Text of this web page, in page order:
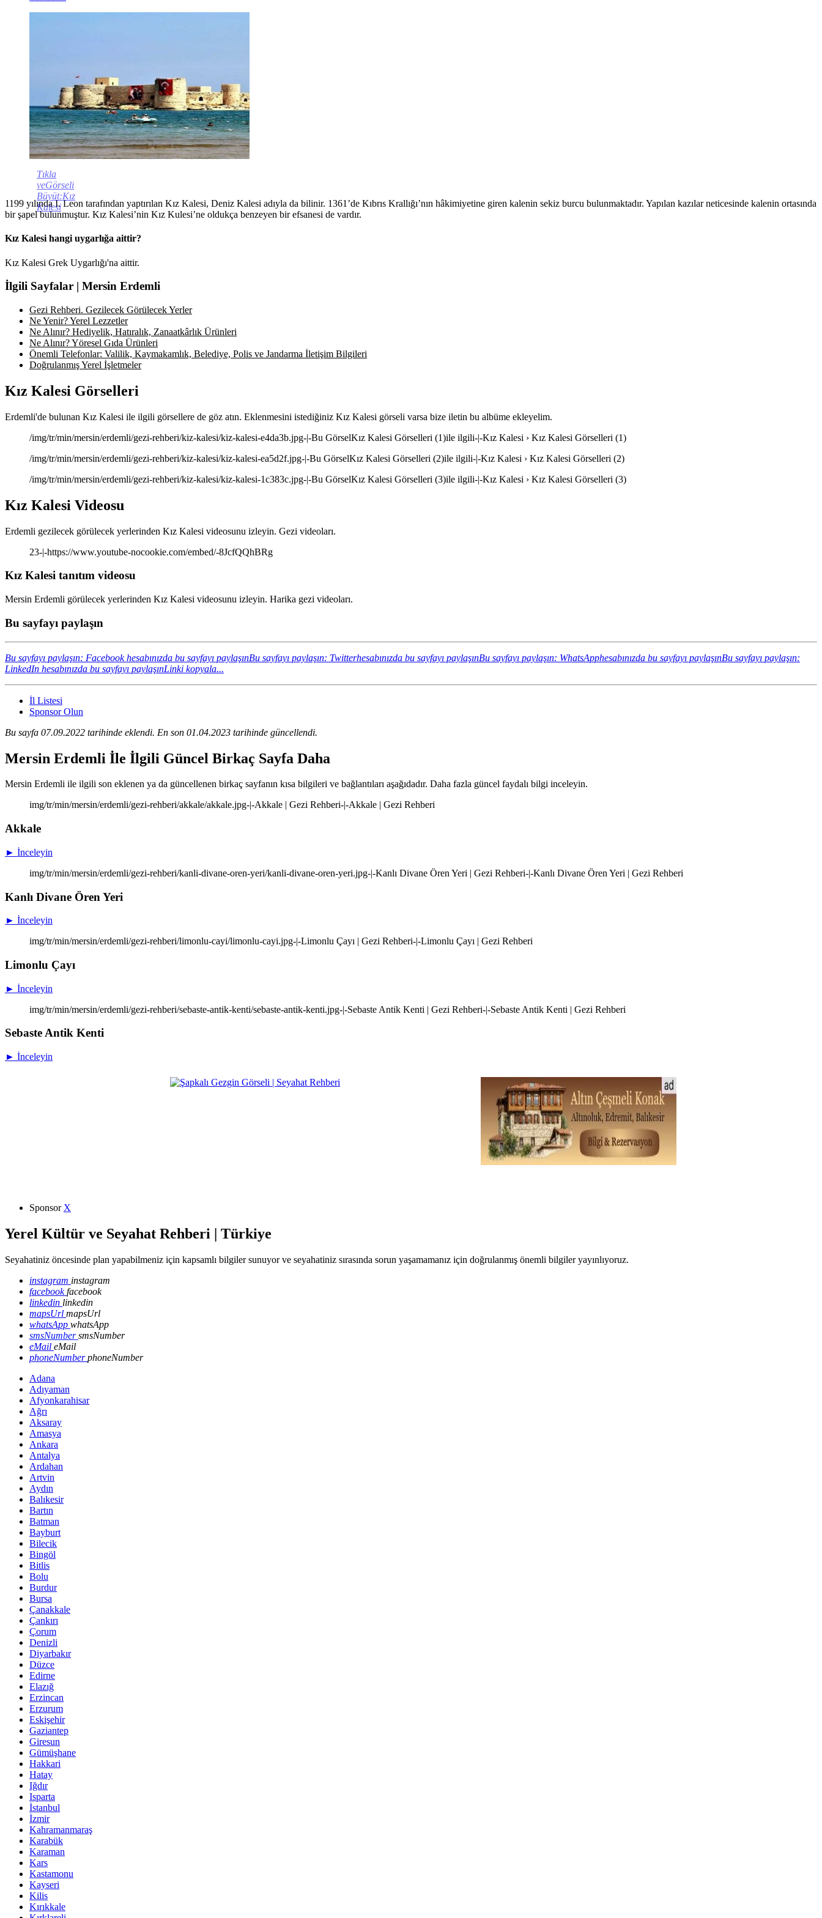
Tıkla
veGörseli
Büyüt:Kız
Kalesi
1199 yılında I. Leon tarafından yaptırılan Kız Kalesi, Deniz Kalesi adıyla da bilinir. 1361’de Kıbrıs Krallığı’nın hâkimiyetine giren kalenin sekiz burcu bulunmaktadır. Yapılan kazılar neticesinde kalenin ortasında
bir şapel bulunmuştur. Kız Kalesi’nin Kız Kulesi’ne oldukça benzeyen bir efsanesi de vardır.
Kız Kalesi hangi uygarlığa aittir?
Kız Kalesi Grek Uygarlığı'na aittir.
İlgili Sayfalar | Mersin Erdemli
Gezi Rehberi. Gezilecek Görülecek Yerler
Ne Yenir? Yerel Lezzetler
Ne Alınır? Hediyelik, Hatıralık, Zanaatkârlık Ürünleri
Ne Alınır? Yöresel Gıda Ürünleri
Önemli Telefonlar: Valilik, Kaymakamlık, Belediye, Polis ve Jandarma İletişim Bilgileri
Doğrulanmış Yerel İşletmeler
Kız Kalesi Görselleri
Erdemli'de bulunan Kız Kalesi ile ilgili görsellere de göz atın. Eklenmesini istediğiniz Kız Kalesi görseli varsa bize iletin bu albüme ekleyelim.
/img/tr/min/mersin/erdemli/gezi-rehberi/kiz-kalesi/kiz-kalesi-e4da3b.jpg-|-Bu GörselKız Kalesi Görselleri (1)ile ilgili-|-Kız Kalesi › Kız Kalesi Görselleri (1)
/img/tr/min/mersin/erdemli/gezi-rehberi/kiz-kalesi/kiz-kalesi-ea5d2f.jpg-|-Bu GörselKız Kalesi Görselleri (2)ile ilgili-|-Kız Kalesi › Kız Kalesi Görselleri (2)
/img/tr/min/mersin/erdemli/gezi-rehberi/kiz-kalesi/kiz-kalesi-1c383c.jpg-|-Bu GörselKız Kalesi Görselleri (3)ile ilgili-|-Kız Kalesi › Kız Kalesi Görselleri (3)
Kız Kalesi Videosu
Erdemli gezilecek görülecek yerlerinden Kız Kalesi videosunu izleyin. Gezi videoları.
23-|-https://www.youtube-nocookie.com/embed/-8JcfQQhBRg
Kız Kalesi tanıtım videosu
Mersin Erdemli görülecek yerlerinden Kız Kalesi videosunu izleyin. Harika gezi videoları.
Bu sayfayı paylaşın
Bu sayfayı paylaşın: Facebook hesabınızda bu sayfayı paylaşınBu sayfayı paylaşın: Twitterhesabınızda bu sayfayı paylaşınBu sayfayı paylaşın: WhatsApphesabınızda bu sayfayı paylaşınBu sayfayı paylaşın:
LinkedIn hesabınızda bu sayfayı paylaşınLinki kopyala...
İl Listesi
Sponsor Olun
Bu sayfa 07.09.2022 tarihinde eklendi. En son 01.04.2023 tarihinde güncellendi.
Mersin Erdemli İle İlgili Güncel Birkaç Sayfa Daha
Mersin Erdemli ile ilgili son eklenen ya da güncellenen birkaç sayfanın kısa bilgileri ve bağlantıları aşağıdadır. Daha fazla güncel faydalı bilgi inceleyin.
img/tr/min/mersin/erdemli/gezi-rehberi/akkale/akkale.jpg-|-Akkale | Gezi Rehberi-|-Akkale | Gezi Rehberi
Akkale
► İnceleyin
img/tr/min/mersin/erdemli/gezi-rehberi/kanli-divane-oren-yeri/kanli-divane-oren-yeri.jpg-|-Kanlı Divane Ören Yeri | Gezi Rehberi-|-Kanlı Divane Ören Yeri | Gezi Rehberi
Kanlı Divane Ören Yeri
► İnceleyin
img/tr/min/mersin/erdemli/gezi-rehberi/limonlu-cayi/limonlu-cayi.jpg-|-Limonlu Çayı | Gezi Rehberi-|-Limonlu Çayı | Gezi Rehberi
Limonlu Çayı
► İnceleyin
img/tr/min/mersin/erdemli/gezi-rehberi/sebaste-antik-kenti/sebaste-antik-kenti.jpg-|-Sebaste Antik Kenti | Gezi Rehberi-|-Sebaste Antik Kenti | Gezi Rehberi
Sebaste Antik Kenti
► İnceleyin
Sponsor X
Yerel Kültür ve Seyahat Rehberi | Türkiye
Seyahatiniz öncesinde plan yapabilmeniz için kapsamlı bilgiler sunuyor ve seyahatiniz sırasında sorun yaşamamanız için doğrulanmış önemli bilgiler yayınlıyoruz.
instagram instagram
facebookfacebook
linkedin linkedin
mapsUrl mapsUrl
whatsApp whatsApp
smsNumbersmsNumber
eMail eMail
phoneNumberphoneNumber
Adana
Adıyaman
Afyonkarahisar
Ağrı
Aksaray
Amasya
Ankara
Antalya
Ardahan
Artvin
Aydın
Balıkesir
Bartın
Batman
Bayburt
Bilecik
Bingöl
Bitlis
Bolu
Burdur
Bursa
Çanakkale
Çankırı
Çorum
Denizli
Diyarbakır
Düzce
Edirne
Elazığ
Erzincan
Erzurum
Eskişehir
Gaziantep
Giresun
Gümüşhane
Hakkari
Hatay
Iğdır
Isparta
İstanbul
İzmir
Kahramanmaraş
Karabük
Karaman
Kars
Kastamonu
Kayseri
Kilis
Kırıkkale